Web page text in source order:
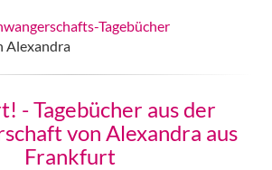
Tagebücher
Alexandra
- Tagebücher aus der
von Alexandra aus
Frankfurt